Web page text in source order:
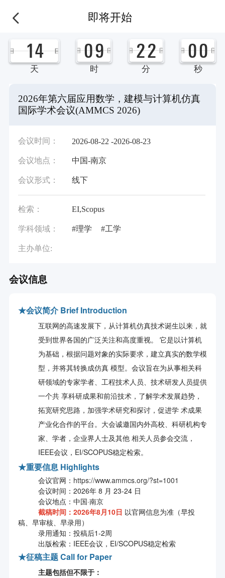
即将开始
14
天
09
时
22
分
00
秒
2026年第六届应用数学，建模与计算机仿真
国际学术会议(AMMCS 2026)
会议时间： 2026-08-22 -2026-08-23
会议地点： 中国-南京
会议形式： 线下
检索： EI,Scopus
学科领域： #理学 #工学
主办单位:
会议信息
★会议简介 Brief Introduction
互联网的高速发展下，从计算机仿真技术诞生以来，就
受到世界各国的广泛关注和高度重视。 它是以计算机
为基础，根据问题对象的实际要求，建立真实的数学模
型，并将其转换成仿真 模型。会议旨在为从事相关科
研领域的专家学者、工程技术人员、技术研发人员提供
一个共 享科研成果和前沿技术，了解学术发展趋势，
拓宽研究思路，加强学术研究和探讨，促进学 术成果
产业化合作的平台。大会诚邀国内外高校、科研机构专
家、学者，企业界人士及其他 相关人员参会交流，
IEEE会议，EI/SCOPUS稳定检索。
★重要信息 Highlights
会议官网： https://www.ammcs.org/?st=1001
会议时间：2026年 8 月 23-24 日
会议地点：中国·南京
截稿时间：2026年8月10日 以官网信息为准（早投
稿、早审核、早录用）
录用通知：投稿后1-2周
出版检索：IEEE会议，EI/SCOPUS稳定检索
★征稿主题 Call for Paper
主题包括但不限于：